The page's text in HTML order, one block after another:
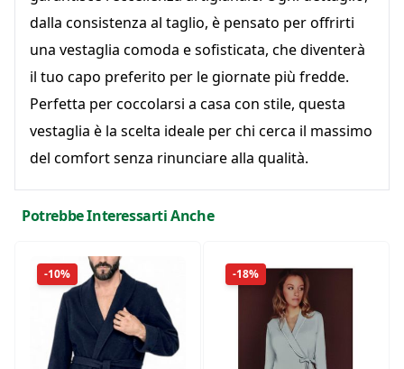
dalla consistenza al taglio, è pensato per offrirti
una vestaglia comoda e sofisticata, che diventerà
il tuo capo preferito per le giornate più fredde.
Perfetta per coccolarsi a casa con stile, questa
vestaglia è la scelta ideale per chi cerca il massimo
del comfort senza rinunciare alla qualità.
Potrebbe Interessarti Anche
-10% -18%